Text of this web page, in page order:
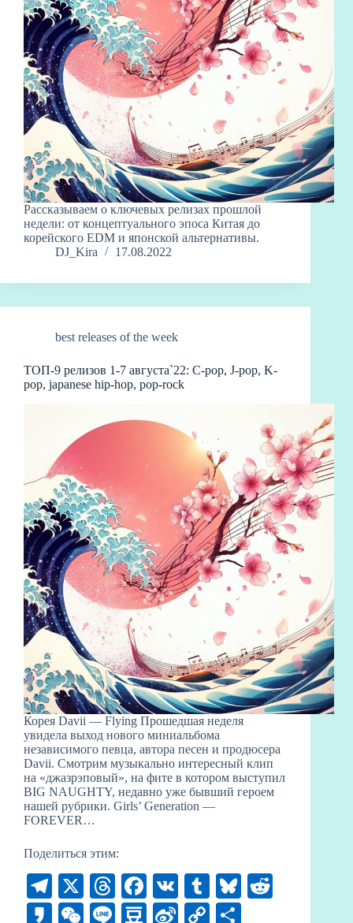
Рассказываем о ключевых релизах прошлой
недели: от концептуального эпоса Китая до
корейского EDM и японской альтернативы.
DJ_Kira
17.08.2022
best releases of the week
ТОП-9 релизов 1-7 августа`22: C-pop, J-pop, K-
pop, japanese hip-hop, pop-rock
Корея Davii — Flying Прошедшая неделя
увидела выход нового миниальбома
независимого певца, автора песен и продюсера
Davii. Смотрим музыкально интересный клип
на «джазрэповый», на фите в котором выступил
BIG NAUGHTY, недавно уже бывший героем
нашей рубрики. Girls’ Generation —
FOREVER…
Поделиться этим:
Te
le
X
T
hr
Fa
ce
V
K
T
u
Bl
K W Li D Si C